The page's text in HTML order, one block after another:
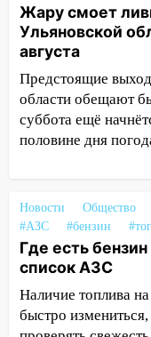
16:26
В
матч «Волги»
16:12
разработают
цифровой ПЦР
15:47
за
15:34
После
прокуратуры в
области
площадки
15:27
капремонт
Жару смоет
Ульяновской
августа
Предстоящие
области обещают
суббота ещё
половине дня
Новости Общество
#АЗС
#бензин
Где есть
список АЗС
Наличие топлива
быстро